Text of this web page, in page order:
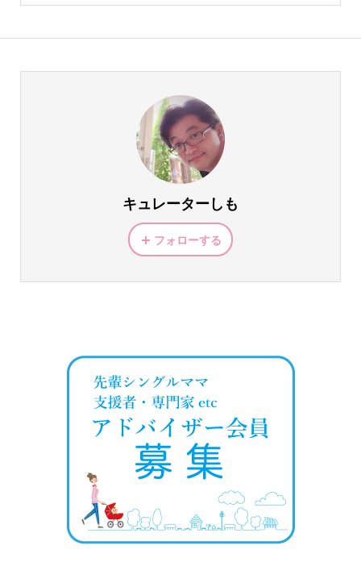
キュレーターしも
フォローする